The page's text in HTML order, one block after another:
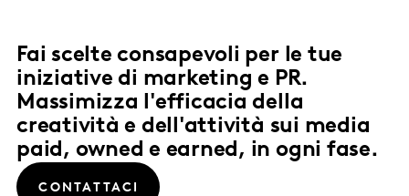
Fai scelte consapevoli per le tue
iniziative di marketing e PR.
Massimizza l'efficacia della
creatività e dell'attività sui media
paid, owned e earned, in ogni fase.
CONTATTACI